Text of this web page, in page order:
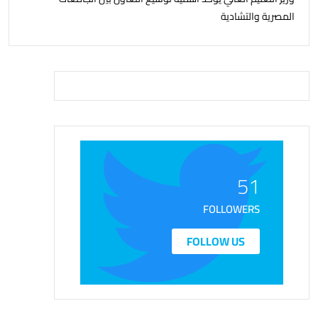
المصرية والتشادية
51
FOLLOWERS
FOLLOW US